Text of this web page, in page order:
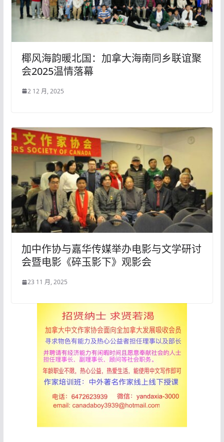
椰风海韵暖北国：加拿大海南同乡联谊聚
会2025温情落幕
2 12 月, 2025
加中作协与嘉华传媒举办电影与文学研讨
会暨电影《碎玉影下》观影会
23 11 月, 2025